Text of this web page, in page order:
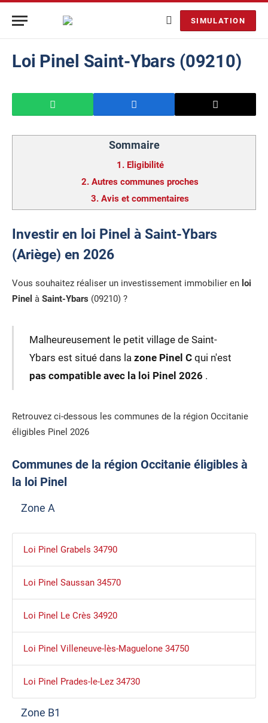
SIMULATION
Loi Pinel Saint-Ybars (09210)
Sommaire
1. Eligibilité
2. Autres communes proches
3. Avis et commentaires
Investir en loi Pinel à Saint-Ybars
(Ariège) en 2026
Vous souhaitez réaliser un investissement immobilier en loi
Pinel à Saint-Ybars (09210) ?
Malheureusement le petit village de Saint-
Ybars est situé dans la zone Pinel Cqui n'est
pas compatible avec la loi Pinel 2026 .
Retrouvez ci-dessous les communes de la région Occitanie
éligibles Pinel 2026
Communes de la région Occitanie éligibles à
la loi Pinel
Zone A
Loi Pinel Grabels 34790
Loi Pinel Saussan 34570
Loi Pinel Le Crès 34920
Loi Pinel Villeneuve-lès-Maguelone 34750
Loi Pinel Prades-le-Lez 34730
Zone B1